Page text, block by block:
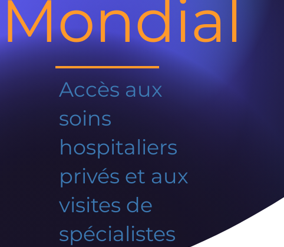
Mondial
Accès aux
soins
hospitaliers
privés et aux
visites de
spécialistes